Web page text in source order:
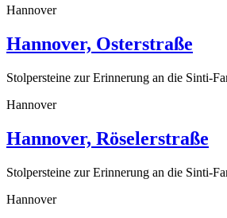
Hannover
Hannover, Osterstraße
Stolpersteine zur Erinnerung an die Sinti-
Hannover
Hannover, Röselerstraße
Stolpersteine zur Erinnerung an die Sinti-
Hannover